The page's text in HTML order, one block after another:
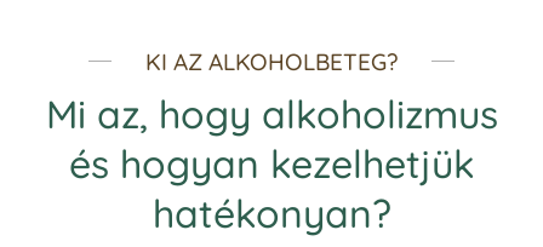
KI AZ ALKOHOLBETEG?
Mi az, hogy alkoholizmus
és hogyan kezelhetjük
hatékonyan?